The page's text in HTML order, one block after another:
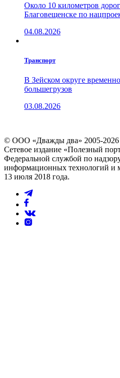
Около 10 километров
Благовещенске по
04.08.2026
Транспорт
В Зейском округе
большегрузов
03.08.2026
© ООО «Дважды два» 2005-2026
Сетевое издание «Полезный
Федеральной службой по
информационных технологий и
13 июля 2018 года.